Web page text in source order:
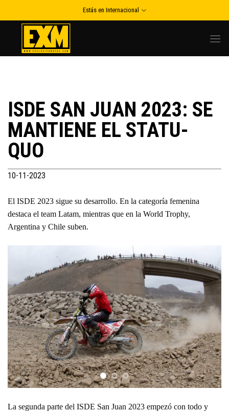
to
Estás en Internacional
ISDE SAN JUAN 2023: SE
MANTIENE EL STATU-
QUO
10-11-2023
El ISDE 2023 sigue su desarrollo. En la categoría femenina
destaca el team Latam, mientras que en la World Trophy,
Argentina y Chile suben.
La segunda parte del ISDE San Juan 2023 empezó con todo y